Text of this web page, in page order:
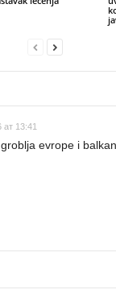
ат 13:41
evrope i